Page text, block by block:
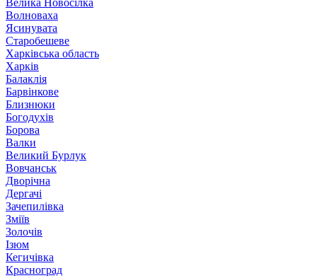
Велика Новосілка
Волноваха
Ясинувата
Старобешеве
Харківська область
Харків
Балаклія
Барвінкове
Близнюки
Богодухів
Борова
Валки
Великий Бурлук
Вовчанськ
Дворічна
Дергачі
Зачепилівка
Зміїв
Золочів
Ізюм
Кегичівка
Красноград